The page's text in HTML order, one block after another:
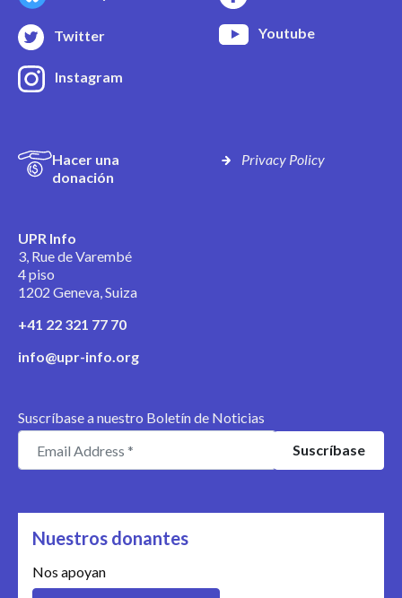
Twitter Youtube
Instagram
Hacer una
donación
Privacy Policy
UPR Info
3, Rue de Varembé
4 piso
1202 Geneva, Suiza
+41 22 321 77 70
info@upr-info.org
Suscríbase a nuestro Boletín de Noticias
Nuestros donantes
Nos apoyan